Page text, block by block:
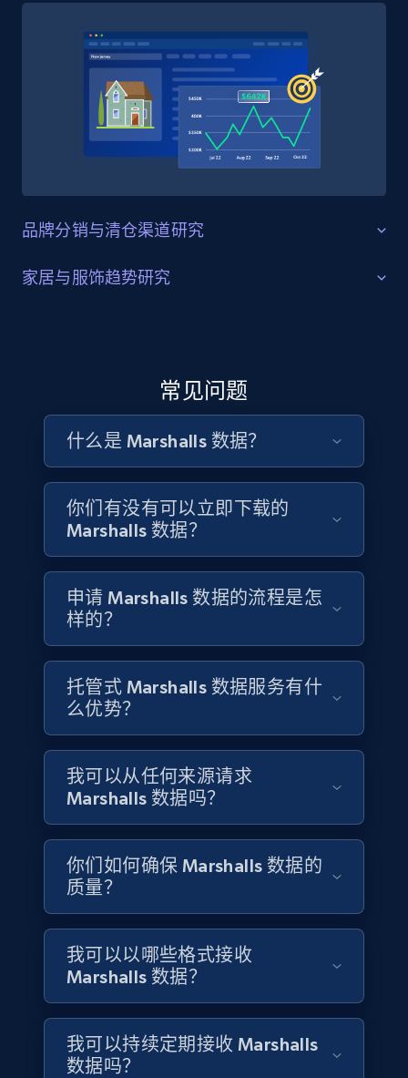
4.5K+ 508+ 立即购买
Reddit- Posts
Post id, URL, User posted, Title, Description,
Num comments, Date posted, Community
Social media
Glassdoor companies overview information
ID, Company, Ratings overall, Details size,
Details founded, Details type, Country code,
Company type, and more.
Business Popular Enriched
4.3K+ 381+ 立即购买
Google maps reviews
URL, Place id, Place name, Country, Address,
Review id, Reviewer name, Reviews by reviewer,
and more.
4.2K+ 303+ 立即购买
Instagram - Reels
URL, User posted, Description, Hashtags, Num
comments, Date posted, Likes, Views, and
more.
品牌分销与清仓渠道研究
品牌露出与库存外溢分析
略团队、批发分析师与供应链研究人员可以使用结构化
的 Marshalls 商品组合数据，追踪哪些品牌经常出现在折
扣渠道，监测产品类目结构如何随季节变化，并理解折
扣渠道在更广泛的美国零售生态中如何作为清仓机制发
挥作用。
联系销售团队
家居与服饰趋势研究
厨具与美妆商品组合，这既反映消费者需求趋势，也体
现了在不同时间点过剩库存市场的可得供给。消费品研
究人员、趋势分析师与零售商品运营团队可以使用结构
化的 Marshalls 产品数据，追踪哪些家居与生活方式类目
道时的演进，并识别在 Marshalls 高客流零售环境中获得
更多曝光的新兴产品趋势。
常见问题
什么是 Marshalls 数据？
你们有没有可以立即下载的
Marshalls 数据？
申请 Marshalls 数据的流程是怎
样的？
托管式 Marshalls 数据服务有什
么优势？
我可以从任何来源请求
Marshalls 数据吗？
你们如何确保 Marshalls 数据的
质量？
我可以以哪些格式接收
Marshalls 数据？
我可以持续定期接收 Marshalls
数据吗？